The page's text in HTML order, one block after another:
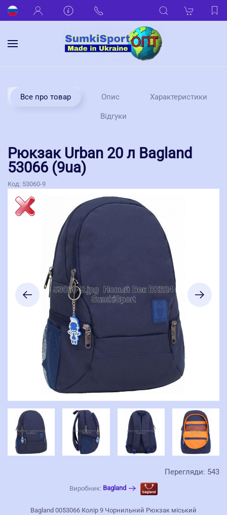
Все про товар Опис Характеристики
Відгуки
Рюкзак Urban 20 л Bagland
53066 (9ua)
Код: 53060-9
Перегляди: 543
Виробник: Bagland
Bagland 0053066 Колір 9 Чорнильний Рюкзак міський